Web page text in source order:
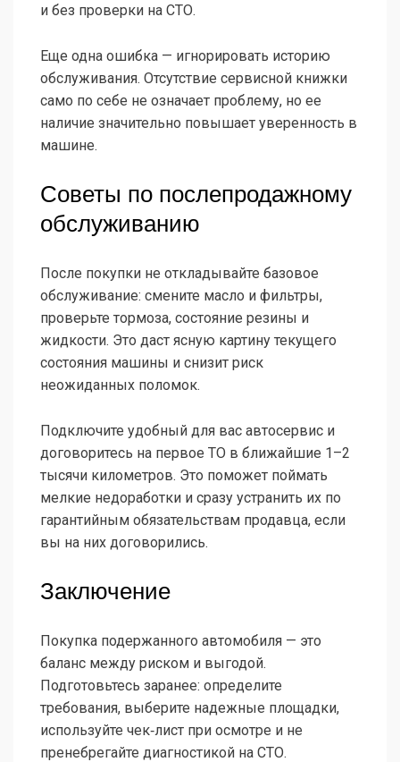
и без проверки на СТО.
Еще одна ошибка — игнорировать историю
обслуживания. Отсутствие сервисной книжки
само по себе не означает проблему, но ее
наличие значительно повышает уверенность в
машине.
Советы по послепродажному
обслуживанию
После покупки не откладывайте базовое
обслуживание: смените масло и фильтры,
проверьте тормоза, состояние резины и
жидкости. Это даст ясную картину текущего
состояния машины и снизит риск
неожиданных поломок.
Подключите удобный для вас автосервис и
договоритесь на первое ТО в ближайшие 1–2
тысячи километров. Это поможет поймать
мелкие недоработки и сразу устранить их по
гарантийным обязательствам продавца, если
вы на них договорились.
Заключение
Покупка подержанного автомобиля — это
баланс между риском и выгодой.
Подготовьтесь заранее: определите
требования, выберите надежные площадки,
используйте чек‑лист при осмотре и не
пренебрегайте диагностикой на СТО.